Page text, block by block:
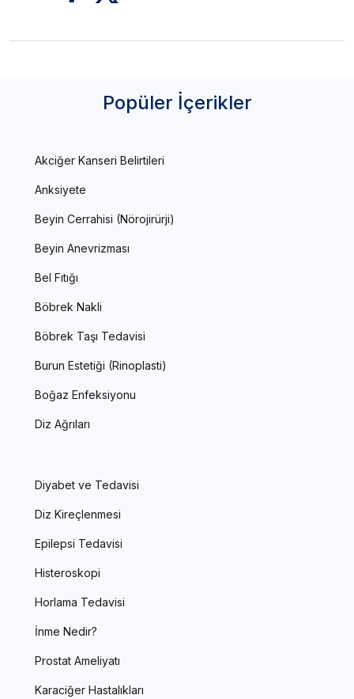
Popüler İçerikler
Akciğer Kanseri Belirtileri
Anksiyete
Beyin Cerrahisi (Nörojirürji)
Beyin Anevrizması
Bel Fıtığı
Böbrek Nakli
Böbrek Taşı Tedavisi
Burun Estetiği (Rinoplasti)
Boğaz Enfeksiyonu
Diz Ağrıları
Diyabet ve Tedavisi
Diz Kireçlenmesi
Epilepsi Tedavisi
Histeroskopi
Horlama Tedavisi
İnme Nedir?
Prostat Ameliyatı
Karaciğer Hastalıkları